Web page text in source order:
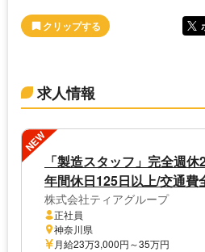
求人情報
NEW
「製造スタッフ」完全週
年間休日125日以上/交通費
株式会社ティアグループ
正社員
神奈川県
月給23万3,000円～35万円